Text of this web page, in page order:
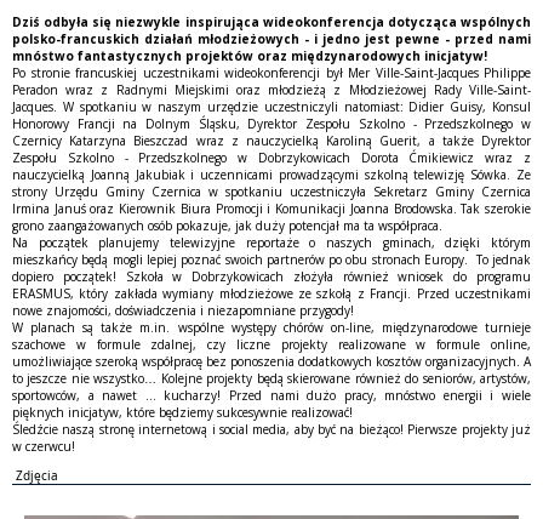
Dziś odbyła się niezwykle inspirująca wideokonferencja dotycząca wspólnych
polsko-francuskich działań młodzieżowych - i jedno jest pewne - przed nami
mnóstwo fantastycznych projektów oraz międzynarodowych inicjatyw!
Po stronie francuskiej uczestnikami wideokonferencji był Mer Ville-Saint-Jacques Philippe
Peradon wraz z Radnymi Miejskimi oraz młodzieżą z Młodzieżowej Rady Ville-Saint-
Jacques. W spotkaniu w naszym urzędzie uczestniczyli natomiast: Didier Guisy, Konsul
Honorowy Francji na Dolnym Śląsku, Dyrektor Zespołu Szkolno - Przedszkolnego w
Czernicy Katarzyna Bieszczad wraz z nauczycielką Karoliną Guerit, a także Dyrektor
Zespołu Szkolno - Przedszkolnego w Dobrzykowicach Dorota Ćmikiewicz wraz z
nauczycielką Joanną Jakubiak i uczennicami prowadzącymi szkolną telewizję Sówka. Ze
strony Urzędu Gminy Czernica w spotkaniu uczestniczyła Sekretarz Gminy Czernica
Irmina Januś oraz Kierownik Biura Promocji i Komunikacji Joanna Brodowska. Tak szerokie
grono zaangażowanych osób pokazuje, jak duży potencjał ma ta współpraca.
Na początek planujemy telewizyjne reportaże o naszych gminach, dzięki którym
mieszkańcy będą mogli lepiej poznać swoich partnerów po obu stronach Europy. To jednak
dopiero początek! Szkoła w Dobrzykowicach złożyła również wniosek do programu
ERASMUS, który zakłada wymiany młodzieżowe ze szkołą z Francji. Przed uczestnikami
nowe znajomości, doświadczenia i niezapomniane przygody!
W planach są także m.in. wspólne występy chórów on-line, międzynarodowe turnieje
szachowe w formule zdalnej, czy liczne projekty realizowane w formule online,
umożliwiające szeroką współpracę bez ponoszenia dodatkowych kosztów organizacyjnych. A
to jeszcze nie wszystko… Kolejne projekty będą skierowane również do seniorów, artystów,
sportowców, a nawet ... kucharzy! Przed nami dużo pracy, mnóstwo energii i wiele
pięknych inicjatyw, które będziemy sukcesywnie realizować!
Śledźcie naszą stronę internetową i social media, aby być na bieżąco! Pierwsze projekty już
w czerwcu!
Zdjęcia